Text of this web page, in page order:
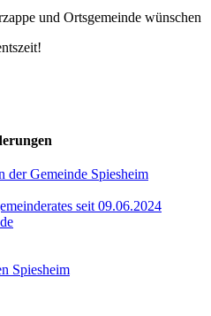
und Ortsgemeinde wünschen
der Gemeinde Spiesheim
seit 09.06.2024
Spiesheim